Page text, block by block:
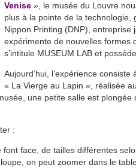
Venise », le musée du Louvre
plus à la pointe de la
Nippon Printing (DNP), entreprise
expérimente de nouvelles formes
s’intitule MUSEUM LAB et
Aujourd’hui, l’expérience
« La Vierge au Lapin », réalisée
une petite salle est
:
font face, de tailles différentes
on peut zoomer dans le